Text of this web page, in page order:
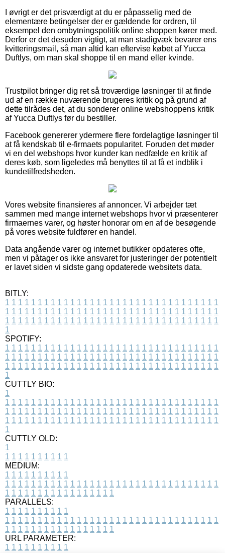
I øvrigt er det prisværdigt at du er påpasselig med de
elementære betingelser der er gældende for ordren, til
eksempel den ombytningspolitik online shoppen kører med.
Derfor er det desuden vigtigt, at man stadigvæk bevarer ens
kvitteringsmail, så man altid kan eftervise købet af Yucca
Duftlys, om man skal shoppe til en mand eller kvinde.
Trustpilot bringer dig ret så troværdige løsninger til at finde
ud af en række nuværende brugeres kritik og på grund af
dette tilrådes det, at du sonderer online webshoppens kritik
af Yucca Duftlys før du bestiller.
Facebook genererer ydermere flere fordelagtige løsninger til
at få kendskab til e-firmaets popularitet. Foruden det møder
vi en del webshops hvor kunder kan nedfælde en kritik af
deres køb, som ligeledes må benyttes til at få et indblik i
kundetilfredsheden.
Vores website finansieres af annoncer. Vi arbejder tæt
sammen med mange internet webshops hvor vi præsenterer
firmaernes varer, og høster honorar om en af de besøgende
på vores website fuldfører en handel.
Data angående varer og internet butikker opdateres ofte,
men vi påtager os ikke ansvaret for justeringer der potentielt
er lavet siden vi sidste gang opdaterede websitets data.
BITLY:
1 1 1 1 1 1 1 1 1 1 1 1 1 1 1 1 1 1 1 1 1 1 1 1 1 1 1 1 1 1 1 1 1
1 1 1 1 1 1 1 1 1 1 1 1 1 1 1 1 1 1 1 1 1 1 1 1 1 1 1 1 1 1 1 1 1
1 1 1 1 1 1 1 1 1 1 1 1 1 1 1 1 1 1 1 1 1 1 1 1 1 1 1 1 1 1 1 1 1
1
SPOTIFY:
1 1 1 1 1 1 1 1 1 1 1 1 1 1 1 1 1 1 1 1 1 1 1 1 1 1 1 1 1 1 1 1 1
1 1 1 1 1 1 1 1 1 1 1 1 1 1 1 1 1 1 1 1 1 1 1 1 1 1 1 1 1 1 1 1 1
1 1 1 1 1 1 1 1 1 1 1 1 1 1 1 1 1 1 1 1 1 1 1 1 1 1 1 1 1 1 1 1 1
1
CUTTLY BIO:
1
1 1 1 1 1 1 1 1 1 1 1 1 1 1 1 1 1 1 1 1 1 1 1 1 1 1 1 1 1 1 1 1 1
1 1 1 1 1 1 1 1 1 1 1 1 1 1 1 1 1 1 1 1 1 1 1 1 1 1 1 1 1 1 1 1 1
1 1 1 1 1 1 1 1 1 1 1 1 1 1 1 1 1 1 1 1 1 1 1 1 1 1 1 1 1 1 1 1 1
1
CUTTLY OLD:
1
1 1 1 1 1 1 1 1 1 1
MEDIUM:
1 1 1 1 1 1 1 1 1 1
1 1 1 1 1 1 1 1 1 1 1 1 1 1 1 1 1 1 1 1 1 1 1 1 1 1 1 1 1 1 1 1 1
1 1 1 1 1 1 1 1 1 1 1 1 1 1 1 1 1
PARALLELS:
1 1 1 1 1 1 1 1 1 1
1 1 1 1 1 1 1 1 1 1 1 1 1 1 1 1 1 1 1 1 1 1 1 1 1 1 1 1 1 1 1 1 1
1 1 1 1 1 1 1 1 1 1 1 1 1 1 1 1 1
URL PARAMETER:
1 1 1 1 1 1 1 1 1 1